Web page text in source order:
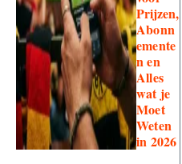
Prijzen,
Abonn
emente
n en
Alles
wat je
Moet
Weten
in 2026